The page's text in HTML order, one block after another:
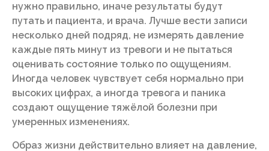
нужно правильно, иначе результаты будут
путать и пациента, и врача. Лучше вести записи
несколько дней подряд, не измерять давление
каждые пять минут из тревоги и не пытаться
оценивать состояние только по ощущениям.
Иногда человек чувствует себя нормально при
высоких цифрах, а иногда тревога и паника
создают ощущение тяжёлой болезни при
умеренных изменениях.
Образ жизни действительно влияет на давление,